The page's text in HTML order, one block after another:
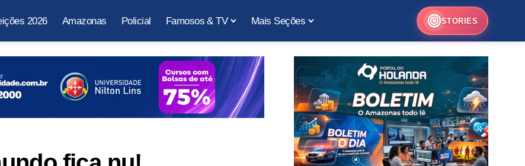
2026 Amazonas Policial Famosos & TV Mais Seções STORIES